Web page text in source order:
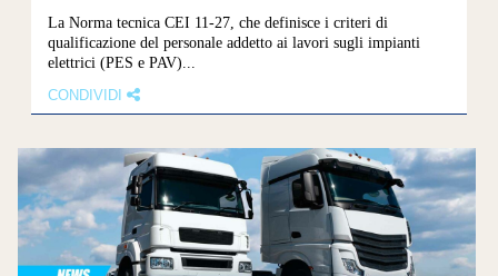
La Norma tecnica CEI 11-27, che definisce i criteri di
qualificazione del personale addetto ai lavori sugli impianti
elettrici (PES e PAV)...
CONDIVIDI